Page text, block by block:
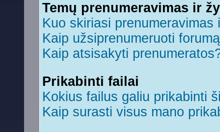
Temų prenumeravimas ir
Kuo skiriasi prenumeravimas
Kaip užsiprenumeruoti
Kaip atsisakyti
Prikabinti failai
Kokius failus galiu prikabinti
Kaip surasti visus mano